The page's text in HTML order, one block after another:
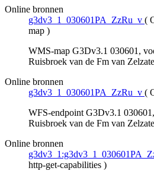
Online bronnen
g3dv3_1_030601PA_ZzRu_v (
map )
WMS-map G3Dv3.1 030601,
Ruisbroek van de Fm van Zelzate
Online bronnen
g3dv3_1_030601PA_ZzRu_v (
WFS-endpoint G3Dv3.1
Ruisbroek van de Fm van Zelzate
Online bronnen
http-get-capabilities )